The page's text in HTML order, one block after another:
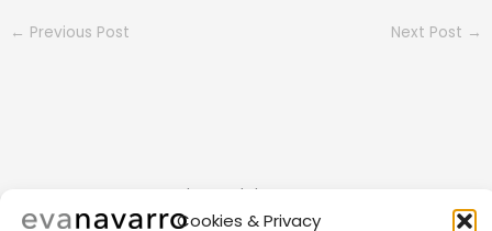
Cookies & Privacy
← Previous Post Next Post →
Art beyond the canvas